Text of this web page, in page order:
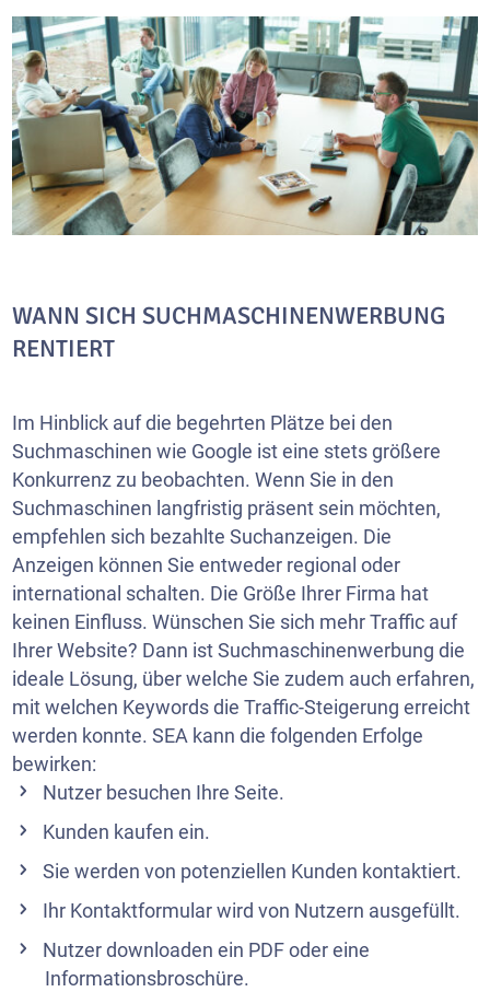
WANN SICH SUCHMASCHINENWERBUNG
RENTIERT
Im Hinblick auf die begehrten Plätze bei den
Suchmaschinen wie Google ist eine stets größere
Konkurrenz zu beobachten. Wenn Sie in den
Suchmaschinen langfristig präsent sein möchten,
empfehlen sich bezahlte Suchanzeigen. Die
Anzeigen können Sie entweder regional oder
international schalten. Die Größe Ihrer Firma hat
keinen Einfluss. Wünschen Sie sich mehr Traffic auf
Ihrer Website? Dann ist Suchmaschinenwerbung die
ideale Lösung, über welche Sie zudem auch erfahren,
mit welchen Keywords die Traffic-Steigerung erreicht
werden konnte. SEA kann die folgenden Erfolge
bewirken:
Nutzer besuchen Ihre Seite.
Kunden kaufen ein.
Sie werden von potenziellen Kunden kontaktiert.
Ihr Kontaktformular wird von Nutzern ausgefüllt.
Nutzer downloaden ein PDF oder eine
Informationsbroschüre.